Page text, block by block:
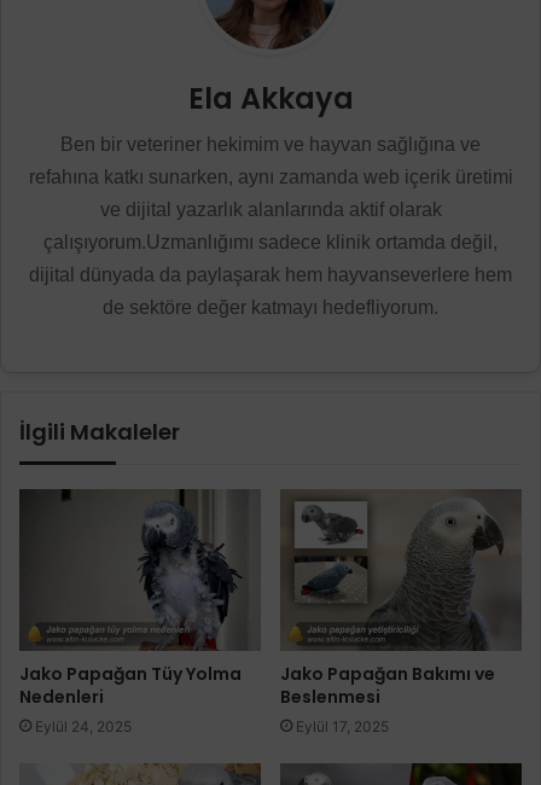
Ela Akkaya
Ben bir veteriner hekimim ve hayvan sağlığına ve
refahına katkı sunarken, aynı zamanda web içerik üretimi
ve dijital yazarlık alanlarında aktif olarak
çalışıyorum.Uzmanlığımı sadece klinik ortamda değil,
dijital dünyada da paylaşarak hem hayvanseverlere hem
de sektöre değer katmayı hedefliyorum.
İlgili Makaleler
Jako Papağan Tüy Yolma
Nedenleri
Eylül 24, 2025
Jako Papağan Bakımı ve
Beslenmesi
Eylül 17, 2025